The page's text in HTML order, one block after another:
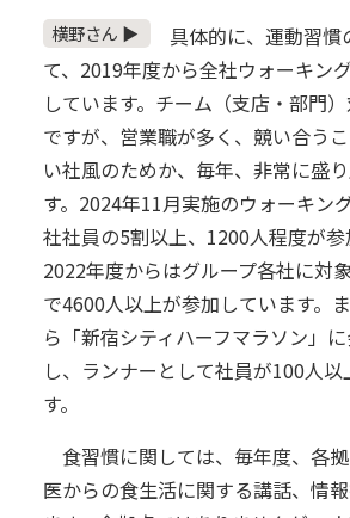
横野さん ▶
具体的に、運動習慣
て、2019年度から全社ウォーキン
しています。チーム（支店・部門
ですが、営業職が多く、競い合う
い社風のためか、毎年、非常に盛
す。2024年11月実施のウォーキン
社社員の5割以上、1200人程度が参
2022年度からはグループ各社に対
で4600人以上が参加しています。
ら「新宿シティハーフマラソン」
し、ランナーとして社員が100人
す。
食習慣に関しては、毎年度、各
医からの食生活に関する講話、情